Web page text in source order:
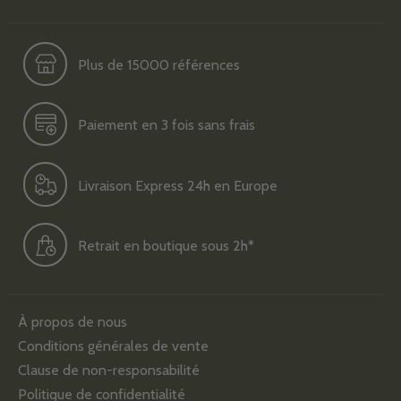
Plus de 15000 références
Paiement en 3 fois sans frais
Livraison Express 24h en Europe
Retrait en boutique sous 2h*
À propos de nous
Conditions générales de vente
Clause de non-responsabilité
Politique de confidentialité